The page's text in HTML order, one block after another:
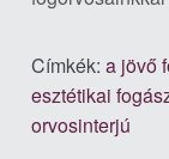
Címkék: a jövő
esztétikai
orvosinterjú